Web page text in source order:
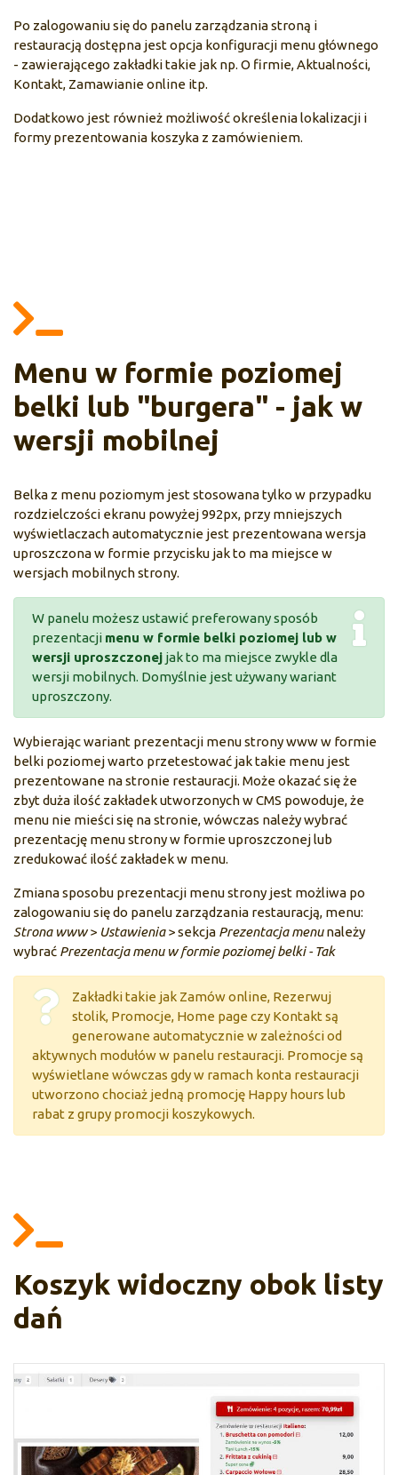
Po zalogowaniu się do panelu zarządzania stroną i
restauracją dostępna jest opcja konfiguracji menu głównego
- zawierającego zakładki takie jak np. O firmie, Aktualności,
Kontakt, Zamawianie online itp.
Dodatkowo jest również możliwość określenia lokalizacji i
formy prezentowania koszyka z zamówieniem.
Menu w formie poziomej
belki lub "burgera" - jak w
wersji mobilnej
Belka z menu poziomym jest stosowana tylko w przypadku
rozdzielczości ekranu powyżej 992px, przy mniejszych
wyświetlaczach automatycznie jest prezentowana wersja
uproszczona w formie przycisku jak to ma miejsce w
wersjach mobilnych strony.
W panelu możesz ustawić preferowany sposób
prezentacji menu w formie belki poziomej lub w
wersji uproszczonej jak to ma miejsce zwykle dla
wersji mobilnych. Domyślnie jest używany wariant
uproszczony.
Wybierając wariant prezentacji menu strony www w formie
belki poziomej warto przetestować jak takie menu jest
prezentowane na stronie restauracji. Może okazać się że
zbyt duża ilość zakładek utworzonych w CMS powoduje, że
menu nie mieści się na stronie, wówczas należy wybrać
prezentację menu strony w formie uproszczonej lub
zredukować ilość zakładek w menu.
Zmiana sposobu prezentacji menu strony jest możliwa po
zalogowaniu się do panelu zarządzania restauracją, menu:
Strona www> Ustawienia> sekcja Prezentacja menunależy
wybrać Prezentacja menu w formie poziomej belki - Tak
Zakładki takie jak Zamów online, Rezerwuj
stolik, Promocje, Home page czy Kontakt są
generowane automatycznie w zależności od
aktywnych modułów w panelu restauracji. Promocje są
wyświetlane wówczas gdy w ramach konta restauracji
utworzono chociaż jedną promocję Happy hours lub
rabat z grupy promocji koszykowych.
Koszyk widoczny obok listy
dań